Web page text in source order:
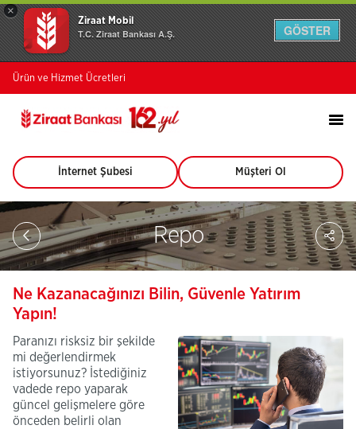
×
Ziraat Mobil
T.C. Ziraat Bankası A.Ş. GÖSTER
Ürün ve Hizmet Ücretleri
İnternet Şubesi
(Bu
sayfa
yeni
pencerede
açılacaktır)
Müşteri Ol
(Bu
sayfa
yeni
pencerede
açılacaktır)
Repo
Ne Kazanacağınızı Bilin, Güvenle Yatırım
Yapın!
Paranızı risksiz bir şekilde
mi değerlendirmek
istiyorsunuz? İstediğiniz
vadede repo yaparak
güncel gelişmelere göre
önceden belirli olan